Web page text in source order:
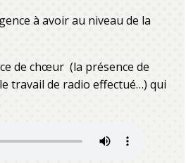
à avoir au niveau de la
de chœur (la présence de
travail de radio effectué…) qui